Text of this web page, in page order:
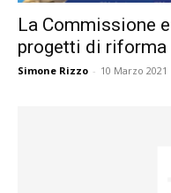
La Commissione
progetti di riforma
Simone Rizzo - 10 Marzo 2021